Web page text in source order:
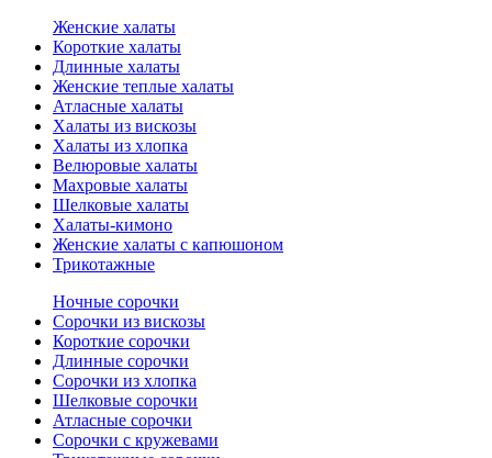
Женские халаты
Короткие халаты
Длинные халаты
Женские теплые халаты
Атласные халаты
Халаты из вискозы
Халаты из хлопка
Велюровые халаты
Махровые халаты
Шелковые халаты
Халаты-кимоно
Женские халаты с капюшоном
Трикотажные
Ночные сорочки
Сорочки из вискозы
Короткие сорочки
Длинные сорочки
Сорочки из хлопка
Шелковые сорочки
Атласные сорочки
Сорочки с кружевами